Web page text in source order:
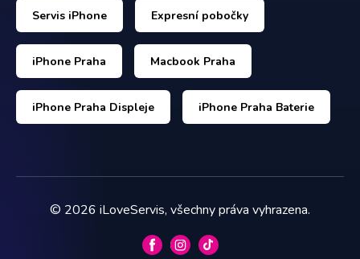
Servis iPhone Expresní pobočky
iPhone Praha Macbook Praha
iPhone Praha Displeje iPhone Praha Baterie
© 2026 iLoveServis, všechny práva vyhrazena.